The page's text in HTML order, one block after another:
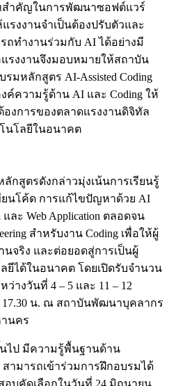
สำคัญในการพัฒนาซอฟต์แวร์
รงงานจำเป็นต้องปรับตัวและ
ถทำงานร่วมกับ AI ได้อย่างมี
งงานจึงมอบหมายให้สถาบัน
หลักสูตร AI-Assisted Coding
งค์ความรู้ด้าน AI และ Coding ให้
งการของตลาดแรงงานดิจิทัล
นโลยีในอนาคต
กสูตรดังกล่าวมุ่งเน้นการเรียนรู้
ยนโค้ด การแก้ไขปัญหาด้วย AI
และ Web Application ตลอดจน
สำหรับงาน Coding เพื่อให้ผู้
จริง และต่อยอดสู่การเป็นผู้
ยีได้ในอนาคต โดยเปิดรับจำนวน
างวันที่ 4 – 5 และ 11 – 12
17.30 น. ณ สถาบันพัฒนาบุคลากร
นคร
ไป มีความรู้พื้นฐานด้าน
ามารถเข้าร่วมการฝึกอบรมได้
บคัดเลือกในวันที่ 24 มิถุนายน